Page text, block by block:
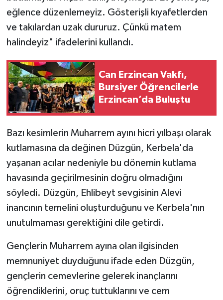
eğlence düzenlemeyiz. Gösterişli kıyafetlerden
ve takılardan uzak dururuz. Çünkü matem
halindeyiz" ifadelerini kullandı.
Can Erzincan Vakfı,
Bursiyer Öğrencilerle
Erzincan’da Buluştu
Bazı kesimlerin Muharrem ayını hicri yılbaşı olarak
kutlamasına da değinen Düzgün, Kerbela'da
yaşanan acılar nedeniyle bu dönemin kutlama
havasında geçirilmesinin doğru olmadığını
söyledi. Düzgün, Ehlibeyt sevgisinin Alevi
inancının temelini oluşturduğunu ve Kerbela'nın
unutulmaması gerektiğini dile getirdi.
Gençlerin Muharrem ayına olan ilgisinden
memnuniyet duyduğunu ifade eden Düzgün,
gençlerin cemevlerine gelerek inançlarını
öğrendiklerini, oruç tuttuklarını ve cem